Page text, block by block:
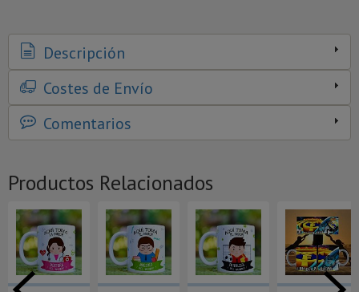
Descripción
Costes de Envío
Comentarios
Productos Relacionados